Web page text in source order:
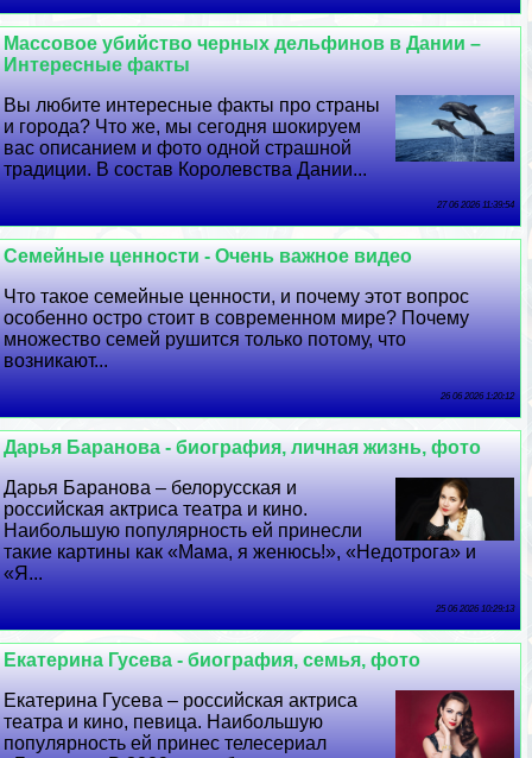
Массовое убийство черных дельфинов в Дании –
Интересные факты
Вы любите интересные факты про страны
и города? Что же, мы сегодня шокируем
вас описанием и фото одной страшной
традиции. В состав Королевства Дании...
27 06 2026 11:39:54
Семейные ценности - Очень важное видео
Что такое семейные ценности, и почему этот вопрос
особенно остро стоит в современном мире? Почему
множество семей рушится только потому, что
возникают...
26 06 2026 1:20:12
Дарья Бapaнова - биография, личная жизнь, фото
Дарья Бapaнова – белорусская и
российская актриса театра и кино.
Наибольшую популярность ей принесли
такие картины как «Мама, я женюсь!», «Недотрога» и
«Я...
25 06 2026 10:29:13
Екатерина Гусева - биография, семья, фото
Екатерина Гусева – российская актриса
театра и кино, певица. Наибольшую
популярность ей принес телесериал